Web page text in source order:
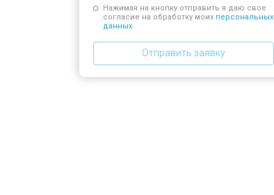
Нажимая на кнопку отправить я даю свое
согласие на обработку моих персональных
данных.
Отправить заявку